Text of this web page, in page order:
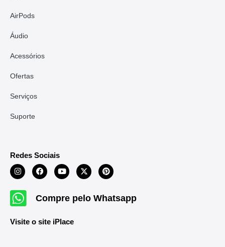
AirPods
Áudio
Acessórios
Ofertas
Serviços
Suporte
Redes Sociais
Compre pelo Whatsapp
Visite o site iPlace